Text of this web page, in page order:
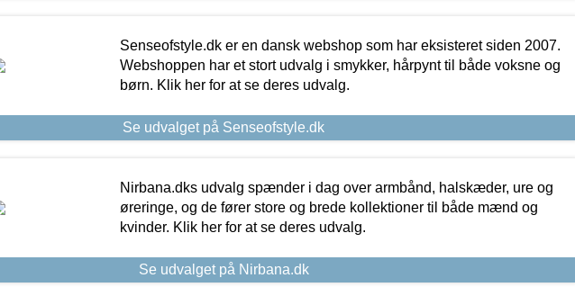
Senseofstyle.dk er en dansk webshop som har eksisteret siden 2007.
Webshoppen har et stort udvalg i smykker, hårpynt til både voksne og
børn. Klik her for at se deres udvalg.
Se udvalget på Senseofstyle.dk
Nirbana.dks udvalg spænder i dag over armbånd, halskæder, ure og
øreringe, og de fører store og brede kollektioner til både mænd og
kvinder. Klik her for at se deres udvalg.
Se udvalget på Nirbana.dk